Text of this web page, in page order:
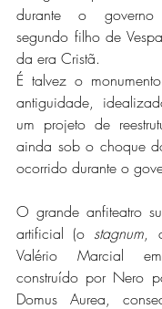
durante o
segundo filho de
da era Cristã.
É talvez o
antiguidade,
um projeto de
ainda sob o choque
ocorrido durante o
O grande anfiteatro
artificial (o stagnum,
Valério Marcial
construído por Nero